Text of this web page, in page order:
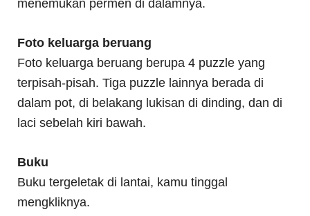
menemukan permen di dalamnya.
Foto keluarga beruang
Foto keluarga beruang berupa 4 puzzle yang
terpisah-pisah. Tiga puzzle lainnya berada di
dalam pot, di belakang lukisan di dinding, dan di
laci sebelah kiri bawah.
Buku
Buku tergeletak di lantai, kamu tinggal
mengkliknya.